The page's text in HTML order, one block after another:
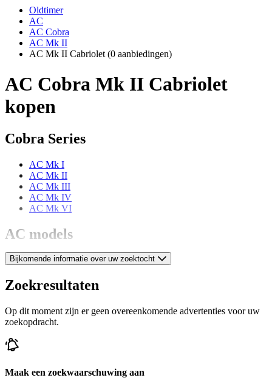
Oldtimer
AC
AC Cobra
AC Mk II
AC Mk II Cabriolet (0 aanbiedingen)
AC Cobra Mk II Cabriolet
kopen
Cobra Series
AC Mk I
AC Mk II
AC Mk III
AC Mk IV
AC Mk VI
AC models
AC 2 Litre
AC Ace
AC Aceca
Bijkomende informatie over uw zoektocht
Zoekresultaten
Op dit moment zijn er geen overeenkomende advertenties voor uw
zoekopdracht.
Maak een zoekwaarschuwing aan